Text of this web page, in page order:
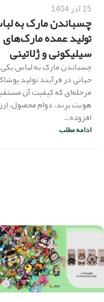
15 آذر 1404
چسباندن مارک به
تولید عمده مارک‌های
سیلیکونی و ژلاتینی
چسباندن مارک به لباس
حیاتی در فرآیند تولید
مرحله‌ای که کیفیت آن
هویت برند، دوام محصول،
افزوده...
ادامه مطلب